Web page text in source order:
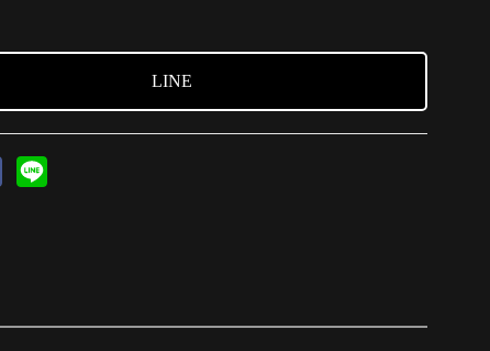
LINE